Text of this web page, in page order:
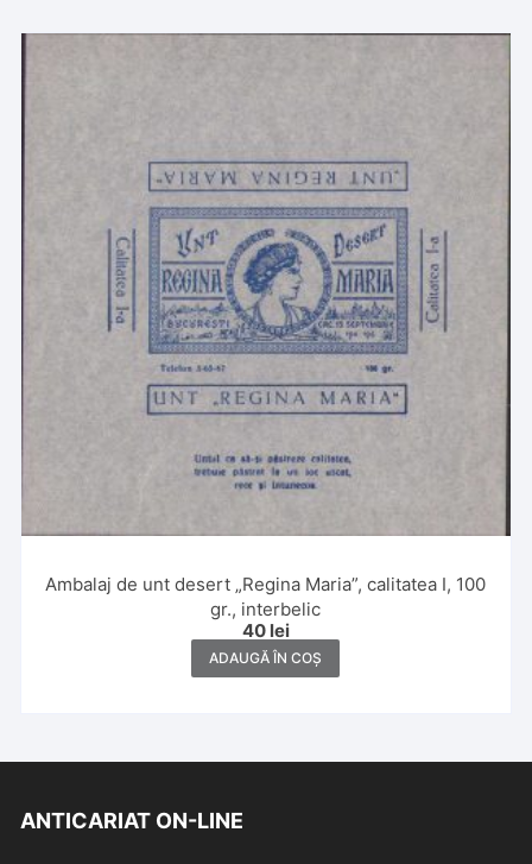
Ambalaj de unt desert „Regina Maria”, calitatea I, 100
gr., interbelic
40 lei
ADAUGĂ ÎN COȘ
ANTICARIAT ON-LINE